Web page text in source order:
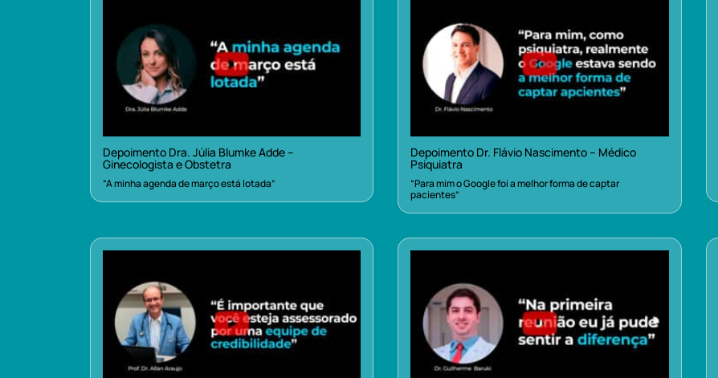
Depoimento Dra. Júlia Blumke Adde –
Ginecologista e Obstetra
“A minha agenda de março está lotada”
Depoimento Dr. Flávio Nascimento – Médico
Psiquiatra
“Para mim o Google foi a melhor forma de captar
pacientes”